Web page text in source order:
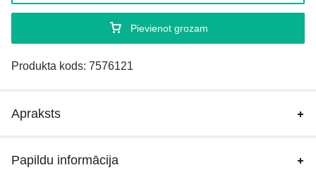
Pievienot grozam
Produkta kods: 7576121
Apraksts
Papildu informācija